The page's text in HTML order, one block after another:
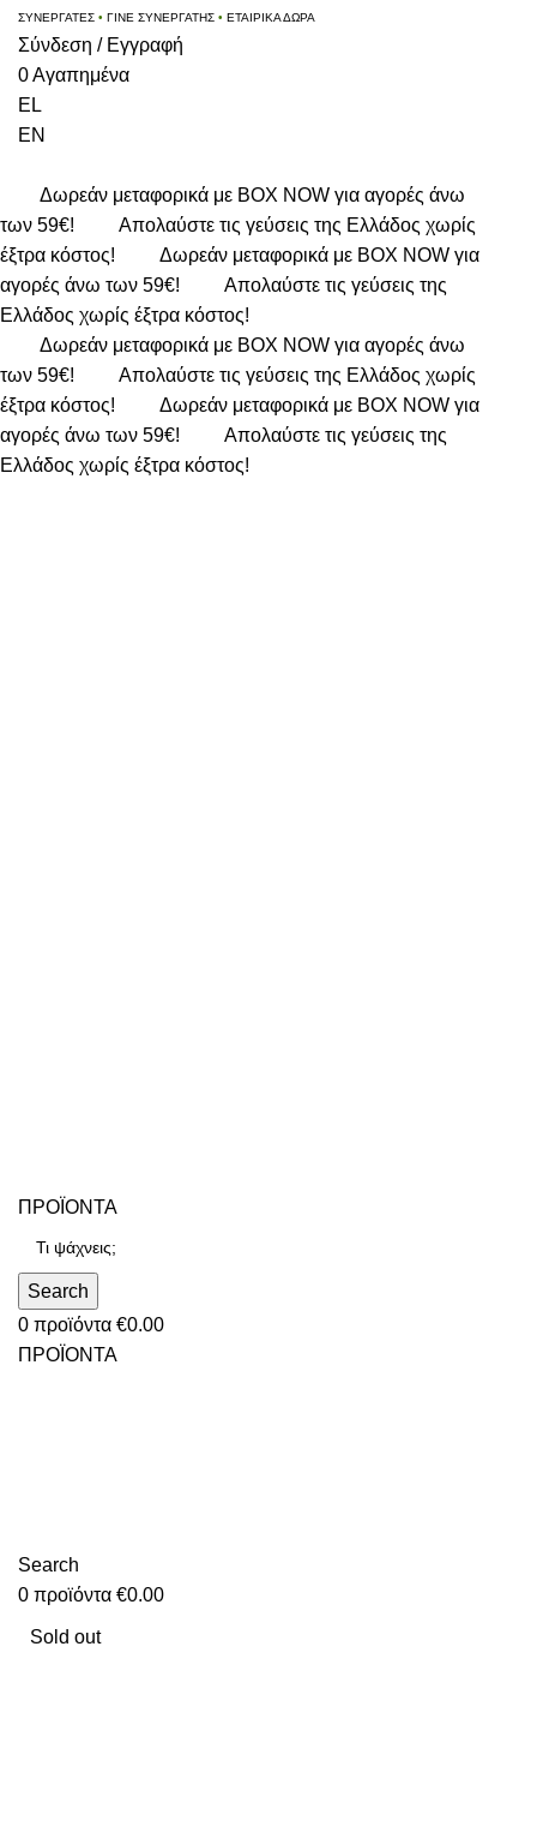
ΣΥΝΕΡΓΑΤΕΣ • ΓΙΝΕ ΣΥΝΕΡΓΑΤΗΣ • ΕΤΑΙΡΙΚΑ ΔΩΡΑ
Σύνδεση / Εγγραφή
0Αγαπημένα
EL
EN
Δωρεάν μεταφορικά με BOX NOW για αγορές άνω
των 59€!
Απολαύστε τις γεύσεις της Ελλάδος χωρίς
έξτρα κόστος!
Δωρεάν μεταφορικά με BOX NOW για
αγορές άνω των 59€!
Απολαύστε τις γεύσεις της
Ελλάδος χωρίς έξτρα κόστος!
Δωρεάν μεταφορικά με BOX NOW για αγορές άνω
των 59€!
Απολαύστε τις γεύσεις της Ελλάδος χωρίς
έξτρα κόστος!
Δωρεάν μεταφορικά με BOX NOW για
αγορές άνω των 59€!
Απολαύστε τις γεύσεις της
Ελλάδος χωρίς έξτρα κόστος!
ΠΡΟΪΟΝΤΑ
Search
0 προϊόντα €0.00
ΠΡΟΪΟΝΤΑ
Search
0 προϊόντα €0.00
Sold out